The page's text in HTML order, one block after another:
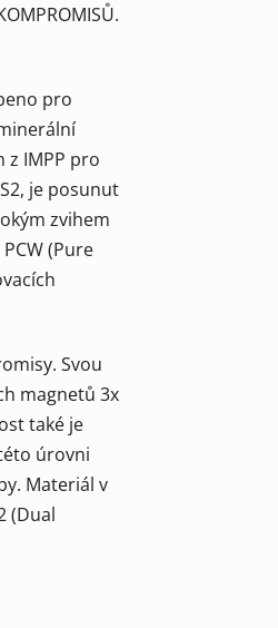
pro
z IMPP pro
je posunut
zvihem
(Pure
Svou
magnetů 3x
také je
úrovni
Materiál v
(Dual